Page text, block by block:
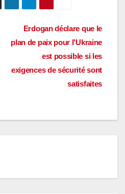
Erdogan déclare que le
plan de paix pour l’Ukraine
est possible si les
exigences de sécurité sont
satisfaites